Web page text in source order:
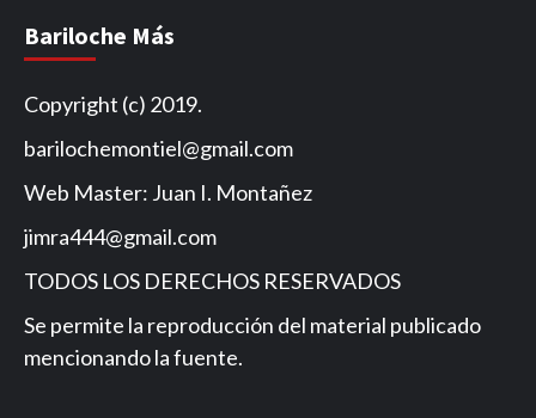
Bariloche Más
Copyright (c) 2019.
barilochemontiel@gmail.com
Web Master: Juan I. Montañez
jimra444@gmail.com
TODOS LOS DERECHOS RESERVADOS
Se permite la reproducción del material publicado
mencionando la fuente.